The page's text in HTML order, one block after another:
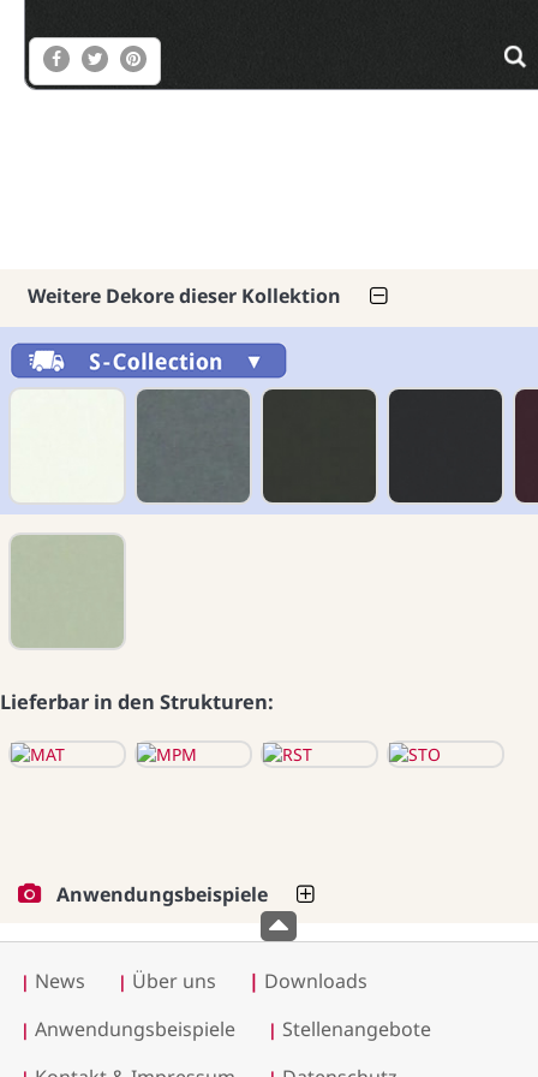
Weitere Dekore dieser Kollektion
Lieferbar in den Strukturen:
Anwendungsbeispiele
| News | Über uns | Downloads
| Anwendungsbeispiele | Stellenangebote